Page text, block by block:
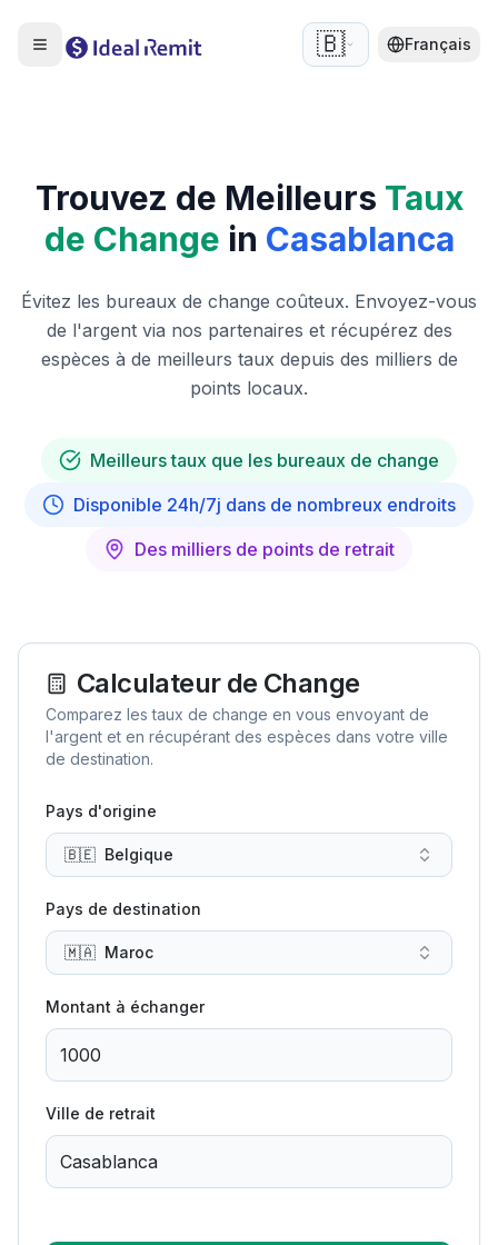
🇧🇪 Français
Trouvez de Meilleurs Taux
de Change in Casablanca
Évitez les bureaux de change coûteux. Envoyez-vous
de l'argent via nos partenaires et récupérez des
espèces à de meilleurs taux depuis des milliers de
points locaux.
Meilleurs taux que les bureaux de change
Disponible 24h/7j dans de nombreux endroits
Des milliers de points de retrait
Calculateur de Change
Comparez les taux de change en vous envoyant de
l'argent et en récupérant des espèces dans votre ville
de destination.
Pays d'origine
🇧🇪 Belgique
Pays de destination
🇲🇦 Maroc
Montant à échanger
Ville de retrait